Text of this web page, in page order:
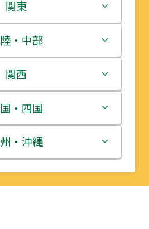
北海道
青森県
岩手県
宮城県
秋田県
山形県
関東
茨城県
栃木県
群馬県
埼玉県
千葉県
・中部
新潟県
富山県
石川県
福井県
関西
三重県
滋賀県
京都府
・四国
鳥取県
島根県
・沖縄
福岡県